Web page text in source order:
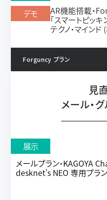
デモ
AR機能搭載・
「スマートピッキ
テクノ・マインド
Forguncy プラン
見
メール・
展示
メールプラン・KAGOYA
desknet’s NEO 専用プラン